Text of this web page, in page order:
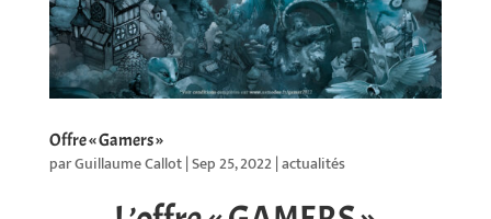
Offre « Gamers »
parGuillaume Callot|Sep 25, 2022|actualités